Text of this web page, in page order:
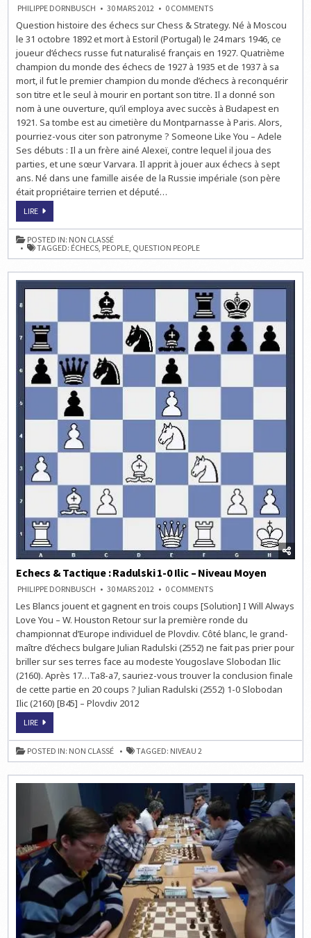
PHILIPPE DORNBUSCH 30 MARS 2012 0 COMMENTSON
QUESTION
PEOPLE
SUR
LES
ÉCHECS
Question histoire des échecs sur Chess & Strategy. Né à Moscou
le 31 octobre 1892 et mort à Estoril (Portugal) le 24 mars 1946, ce
joueur d’échecs russe fut naturalisé français en 1927. Quatrième
champion du monde des échecs de 1927 à 1935 et de 1937 à sa
mort, il fut le premier champion du monde d’échecs à reconquérir
son titre et le seul à mourir en portant son titre. Il a donné son
nom à une ouverture, qu’il employa avec succès à Budapest en
1921. Sa tombe est au cimetière du Montparnasse à Paris. Alors,
pourriez-vous citer son patronyme ? Someone Like You – Adele
Ses débuts : Il a un frère ainé Alexeï, contre lequel il joua des
parties, et une sœur Varvara. Il apprit à jouer aux échecs à sept
ans. Né dans une famille aisée de la Russie impériale (son père
était propriétaire terrien et député…
LIRELA
PEOPLE
SUR
LES
ÉCHECS
POSTED IN: NON CLASSÉ
TAGGED: ÉCHECS, PEOPLE, QUESTION PEOPLE
Echecs & Tactique : Radulski 1-0 Ilic – Niveau Moyen
PHILIPPE DORNBUSCH 30 MARS 2012 0 COMMENTSON
&
TACTIQUE
:
RADULSKI
1-
0
–
NIVEAU
MOYEN
Les Blancs jouent et gagnent en trois coups [Solution] I Will Always
Love You – W. Houston Retour sur la première ronde du
championnat d’Europe individuel de Plovdiv. Côté blanc, le grand-
maître d’échecs bulgare Julian Radulski (2552) ne fait pas prier pour
briller sur ses terres face au modeste Yougoslave Slobodan Ilic
(2160). Après 17…Ta8-a7, sauriez-vous trouver la conclusion finale
de cette partie en 20 coups ? Julian Radulski (2552) 1-0 Slobodan
Ilic (2160) [B45] – Plovdiv 2012
LIREECHECS
TACTIQUE
:
RADULSKI
1-
POSTED IN: NON CLASSÉ TAGGED: NIVEAU 2